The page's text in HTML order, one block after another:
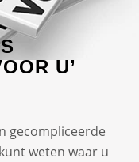
U’
gecompliceerde
weten waar u